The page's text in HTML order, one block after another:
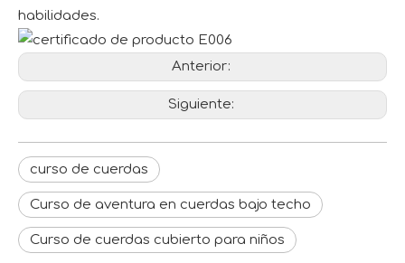
habilidades.
Anterior:
Siguiente:
curso de cuerdas
Curso de aventura en cuerdas bajo techo
Curso de cuerdas cubierto para niños